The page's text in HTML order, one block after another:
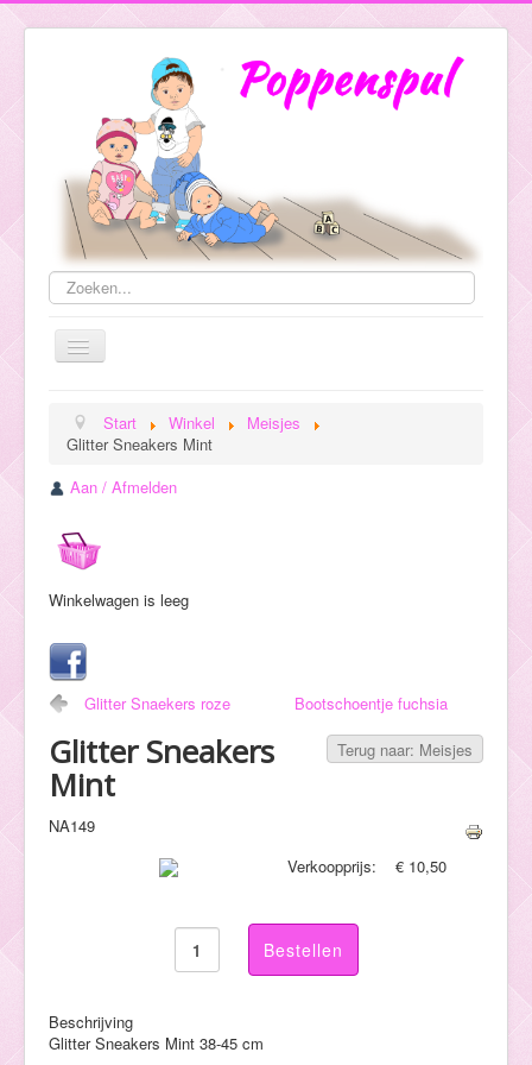
Zoeken...
Toggle
Navigation
Evenementen
Galerij
Winkel
Hulp
Start Winkel
Meisjes
Glitter Sneakers Mint
Aan / Afmelden
Winkelwagen is leeg
Glitter Snaekers roze Bootschoentje fuchsia
Terug naar: Meisjes
Glitter Sneakers
Mint
NA149
Verkoopprijs:
€ 10,50
Beschrijving
Glitter Sneakers Mint 38-45 cm